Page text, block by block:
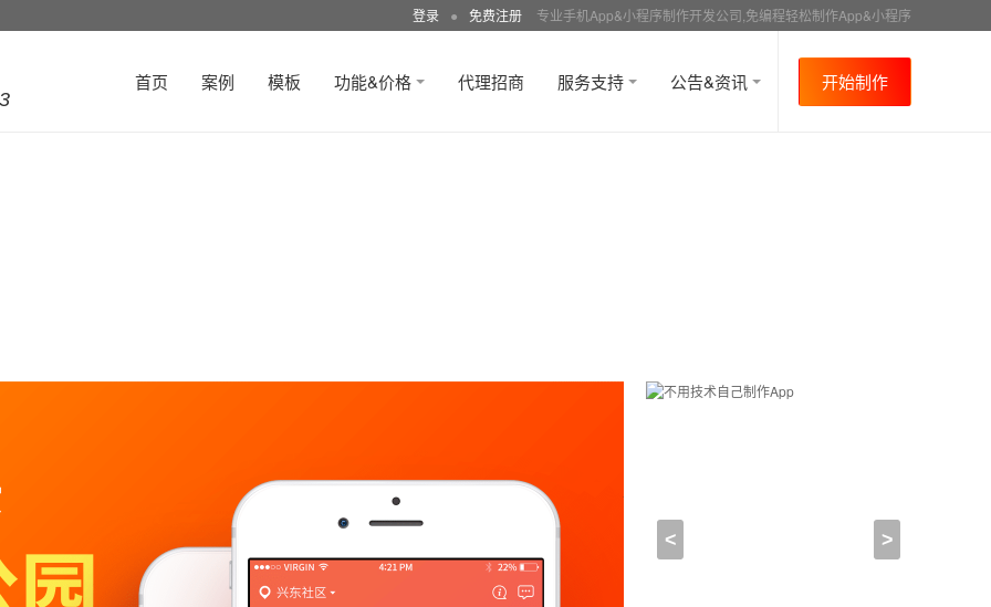
登录 ● 免费注册 专业手机App&小程序制作开发公司,免编程轻松制作App&小程序
首页 案例 模板 功能&价格 代理招商 服务支持 公告&资讯 开始制作
2020-11-01 15:00:00
< >